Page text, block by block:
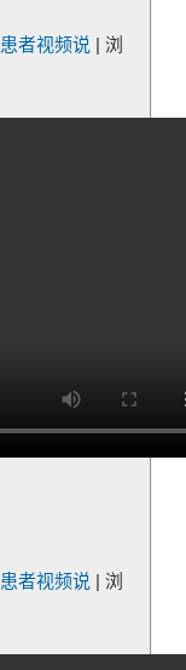
患者视频说 | 浏
患者视频说 | 浏